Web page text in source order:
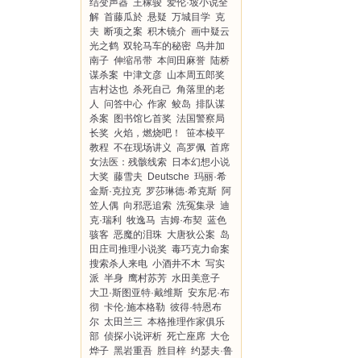
结变声器 王稼骏 爱伦·坡小说全
解 首藤瓜於 悬疑 万城目学 克
夫 断项之案 积木镜介 画中疑云
光之鹤 双轮马车的秘密 鸟井加
南子 伸缩吊带 本间田麻誉 陆桥
谋杀案 中津文彦 山本周五郎奖
吉村达也 杀死自己 角落里的老
人
问答中心 作家 鲛岛 排队谋
杀案
图书馆匕首奖 法国警察局
长奖 火焰，燃烧吧！
笹本棱平
教程 不在现场讲义 高罗佩 首席
女法医：残骸线索 日本幻想小说
大奖 藤雪夫 Deutsche 玛丽·希
金斯·克拉克 罗莎琳德·希克斯 阿
笠人偶 向邪恶追索 洗冤集录 迪
克·瑞利
牧逸马 吉姆·布契 蓝色
骇客 恶魔的泪珠 大唐狄公案 岛
田庄司推理小说奖 毒巧克力命案
搜索杀人来电 小酒井不木 写实
派 半身 鹰村苏芳 水田美意子
大卫·斯图亚特·戴维斯 安东尼·布
彻 卡伦·施本格勒 彼得·特恩布
尔 太田兰三 本格推理作家俱乐
部 侦探小说评析 死亡座席 大仓
烨子 黑岩重吾 胜目梓 约瑟夫·鲁